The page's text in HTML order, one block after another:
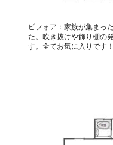
ビフォア：家族が集まっ
た。吹き抜けや飾り棚の
す。全てお気に入りです！